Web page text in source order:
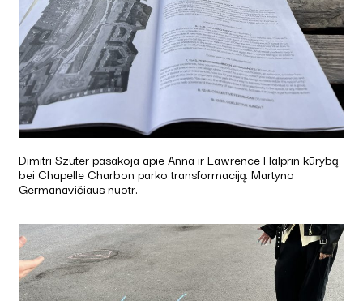
Dimitri Szuter pasakoja apie Anna ir Lawrence Halprin kūrybą
bei Chapelle Charbon parko transformaciją. Martyno
Germanavičiaus nuotr.